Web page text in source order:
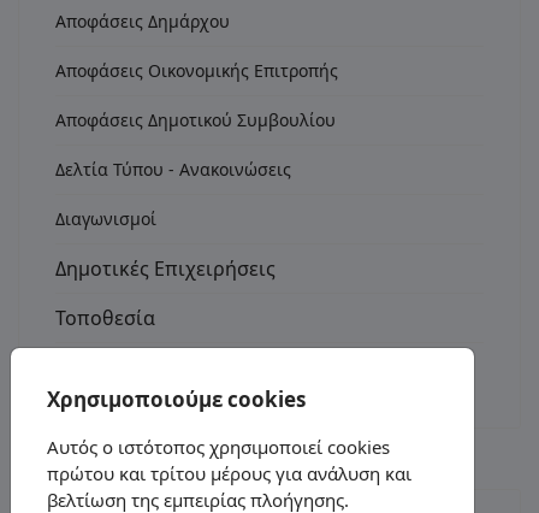
Αποφάσεις Δημάρχου
Αποφάσεις Οικονομικής Επιτροπής
Αποφάσεις Δημοτικού Συμβουλίου
Δελτία Τύπου - Ανακοινώσεις
Διαγωνισμοί
Δημοτικές Επιχειρήσεις
Τοποθεσία
Χρησιμοποιούμε cookies
Αυτός ο ιστότοπος χρησιμοποιεί cookies
πρώτου και τρίτου μέρους για ανάλυση και
βελτίωση της εμπειρίας πλοήγησης.